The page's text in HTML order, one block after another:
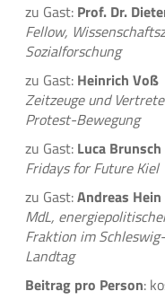
zu Gast: Prof. Dr.
Fellow,
Sozialforschung
zu Gast: Heinrich Voß
Zeitzeuge und
Protest-Bewegung
zu Gast: Luca Brunsch
Fridays for Future Kiel
zu Gast:Andreas Hein
MdL,
Fraktion im
Landtag
Beitrag pro Person: